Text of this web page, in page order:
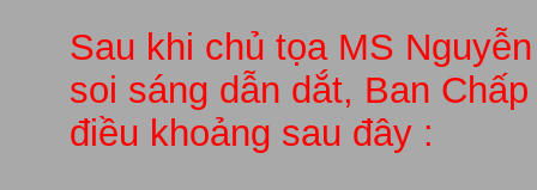
Sau khi chủ tọa MS
soi sáng dẫn dắt, Ban
điều khoảng sau đây :